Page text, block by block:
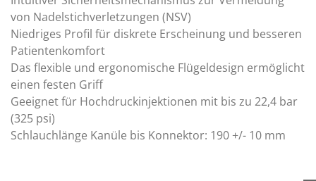
von Nadelstichverletzungen (NSV)
Niedriges Profil für diskrete Erscheinung und besseren
Patientenkomfort
Das flexible und ergonomische Flügeldesign ermöglicht
einen festen Griff
Geeignet für Hochdruckinjektionen mit bis zu 22,4 bar
(325 psi)
Schlauchlänge Kanüle bis Konnektor: 190 +/- 10 mm